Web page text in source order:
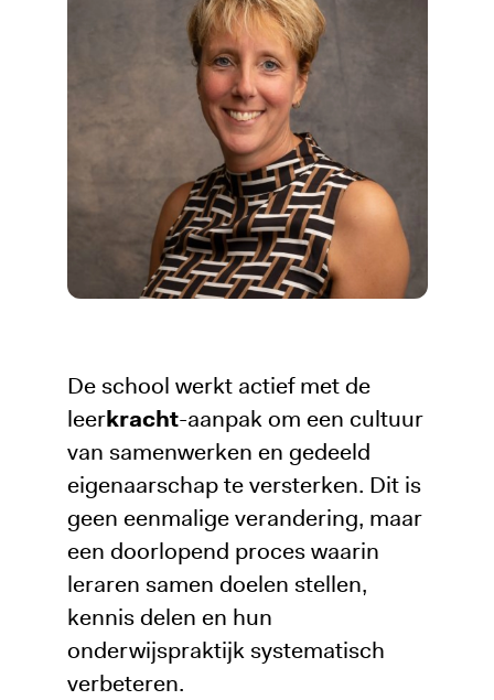
De school werkt actief met de
leerkracht-aanpak om een cultuur
van samenwerken en gedeeld
eigenaarschap te versterken. Dit is
geen eenmalige verandering, maar
een doorlopend proces waarin
leraren samen doelen stellen,
kennis delen en hun
onderwijspraktijk systematisch
verbeteren.